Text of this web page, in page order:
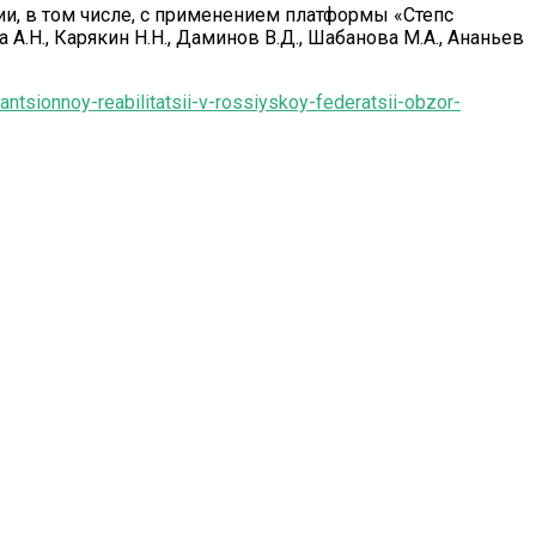
в том числе, с применением платформы «Степс
А.Н., Карякин Н.Н., Даминов В.Д., Шабанова М.А., Ананьев
reabilitatsii-v-rossiyskoy-federatsii-obzor-